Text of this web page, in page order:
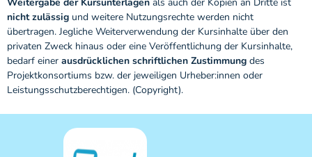
nicht zulässig und weitere Nutzungsrechte werden nicht
übertragen. Jegliche Weiterverwendung der Kursinhalte über den
privaten Zweck hinaus oder eine Veröffentlichung der Kursinhalte,
bedarf einer ausdrücklichen schriftlichen Zustimmung des
Projektkonsortiums bzw. der jeweiligen Urheber:innen oder
Leistungsschutzberechtigen. (Copyright).